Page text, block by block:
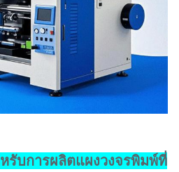
รับการผลิตแผงวงจรพิมพ์ที่